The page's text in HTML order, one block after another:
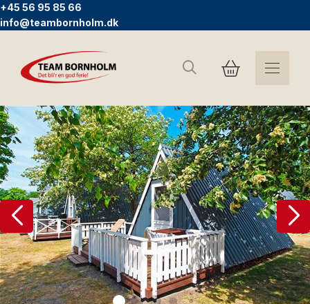
+45 56 95 85 66
info@teambornholm.dk
Søg